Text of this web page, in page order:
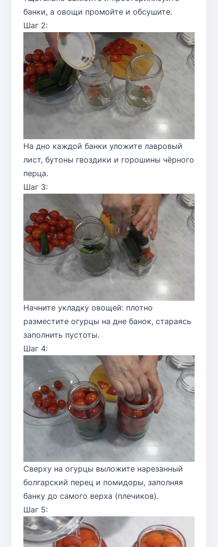
банки, а овощи промойте и обсушите.
Шаг 2:
На дно каждой банки уложите лавровый
лист, бутоны гвоздики и горошины чёрного
перца.
Шаг 3:
Начните укладку овощей: плотно
разместите огурцы на дне банок, стараясь
заполнить пустоты.
Шаг 4:
Сверху на огурцы выложите нарезанный
болгарский перец и помидоры, заполняя
банку до самого верха (плечиков).
Шаг 5: